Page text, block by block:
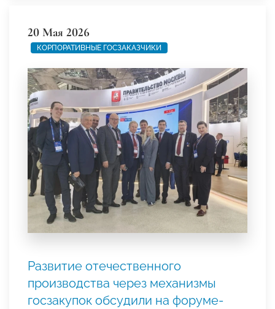
20 Мая 2026
КОРПОРАТИВНЫЕ ГОСЗАКАЗЧИКИ
Развитие отечественного
производства через механизмы
госзакупок обсудили на форуме-